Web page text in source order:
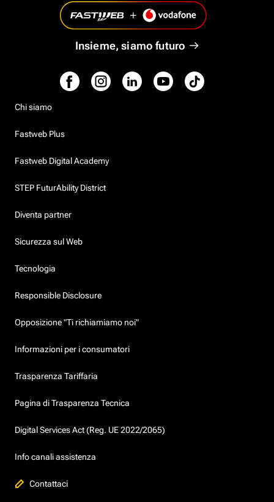
Insieme, siamo futuro
Chi siamo
Fastweb Plus
Fastweb Digital Academy
STEP FuturAbility District
Diventa partner
Sicurezza sul Web
Tecnologia
Responsible Disclosure
Opposizione "Ti richiamiamo noi"
Informazioni per i consumatori
Trasparenza Tariffaria
Pagina di Trasparenza Tecnica
Digital Services Act (Reg. UE 2022/2065)
Info canali assistenza
Contattaci